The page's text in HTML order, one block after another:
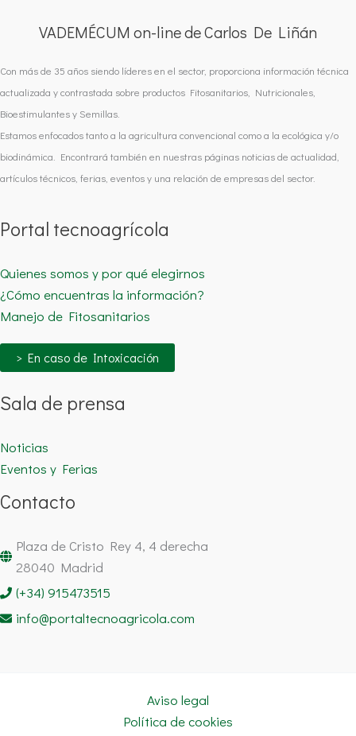
VADEMÉCUM on-line de Carlos De Liñán
Con más de 35 años siendo líderes en el sector, proporciona información técnica
actualizada y contrastada sobre productos Fitosanitarios, Nutricionales,
Bioestimulantes y Semillas.
Estamos enfocados tanto a la agricultura convencional como a la ecológica y/o
biodinámica. Encontrará también en nuestras páginas noticias de actualidad,
artículos técnicos, ferias, eventos y una relación de empresas del sector.
Portal tecnoagrícola
Quienes somos y por qué elegirnos
¿Cómo encuentras la información?
Manejo de Fitosanitarios
> En caso de Intoxicación
Sala de prensa
Noticias
Eventos y Ferias
Contacto
Plaza de Cristo Rey 4, 4 derecha
28040 Madrid
(+34) 915473515
info@portaltecnoagricola.com
Aviso legal
Política de cookies